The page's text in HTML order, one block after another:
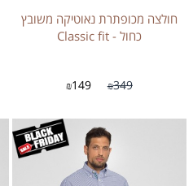
חולצה מכופתרת נאוטיקה משובץ
כחול - Classic fit
₪349
₪149